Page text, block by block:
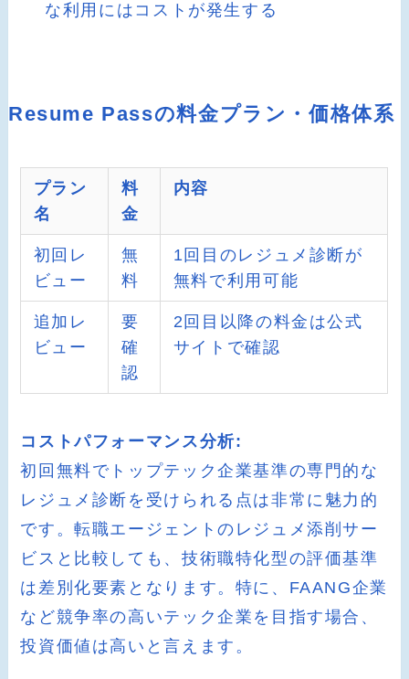
な利用にはコストが発生する
Resume Passの料金プラン・価格体系
プラン
名
料
金
内容
初回レ
ビュー
無
料
1回目のレジュメ診断が
無料で利用可能
追加レ
ビュー
要
確
認
2回目以降の料金は公式
サイトで確認
コストパフォーマンス分析:
初回無料でトップテック企業基準の専門的な
レジュメ診断を受けられる点は非常に魅力的
です。転職エージェントのレジュメ添削サー
ビスと比較しても、技術職特化型の評価基準
は差別化要素となります。特に、FAANG企業
など競争率の高いテック企業を目指す場合、
投資価値は高いと言えます。